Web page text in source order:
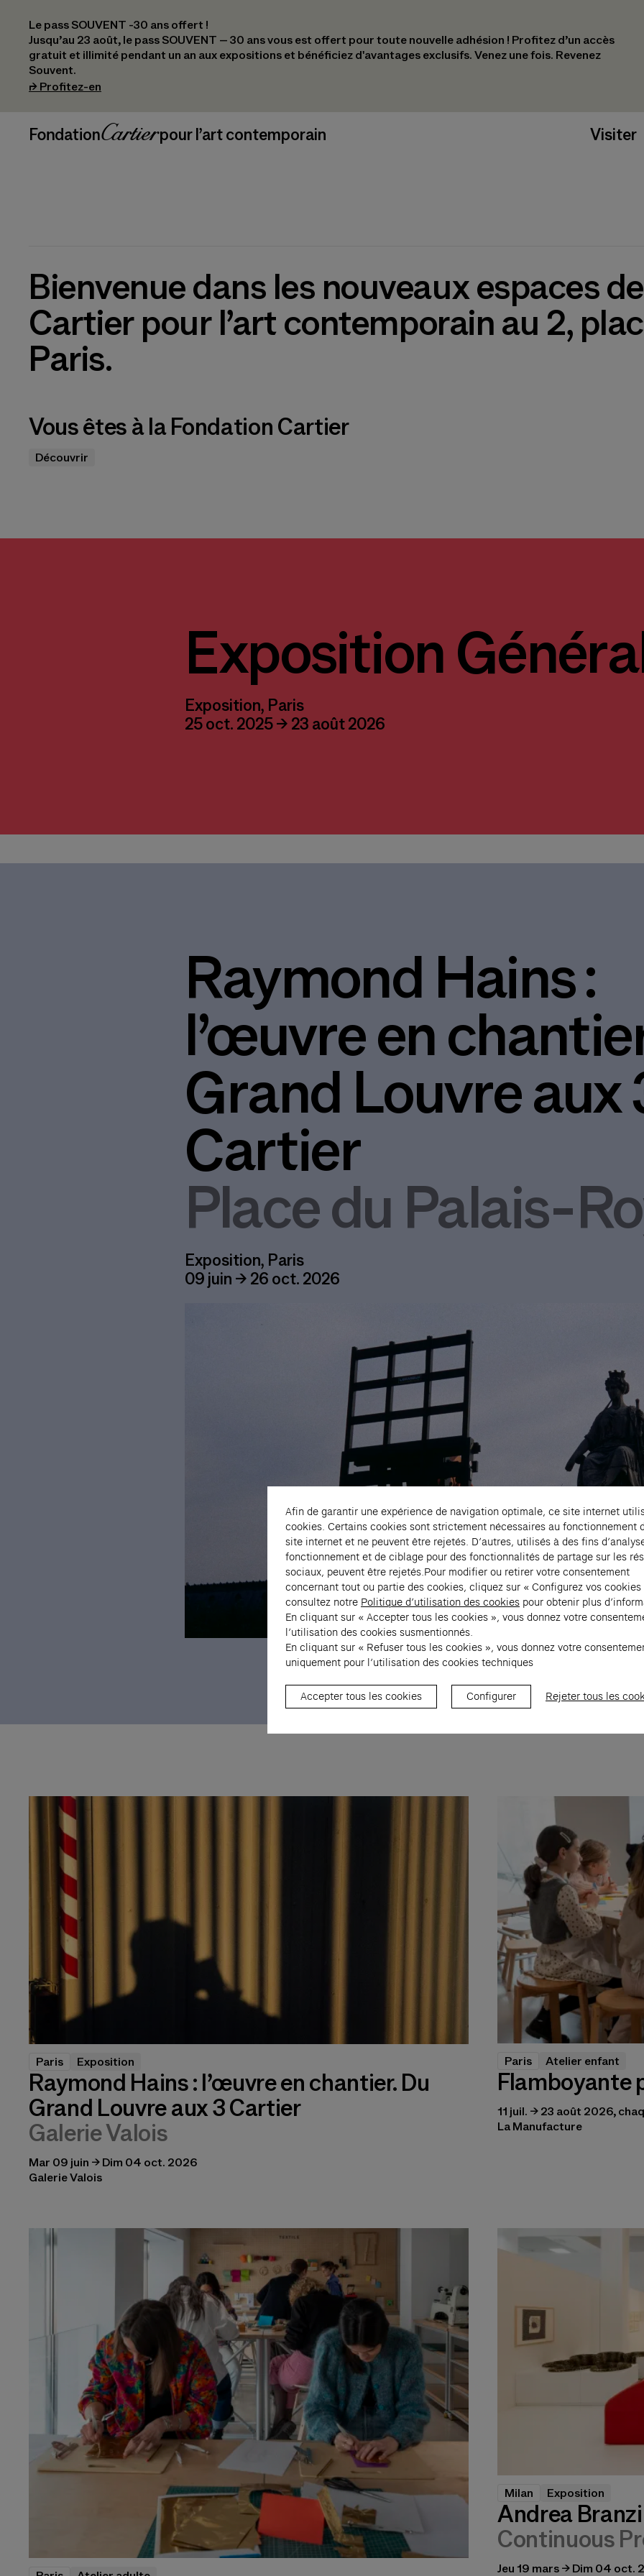
Le pass SOUVENT -30 ans offert !
Jusqu’au 23 août, le pass SOUVENT – 30 ans vous est offert pour toute nouvelle adhésion !​ Profitez d’un accès
gratuit et illimité pendant un an aux expositions et bénéficiez d'avantages exclusifs.​ Venez une fois. Revenez
Souvent.
⮣ Profitez-en
_logoFondation Cartier
pour l’art contemporain Visiter
Bienvenue dans les nouveaux espaces
Cartier pour l’art contemporain au 2,
Paris.
Vous êtes à la Fondation Cartier
Découvrir
Exposition
Exposition, Paris
25 oct. 2025 → 23 août 2026
Raymond Hains :
l’œuvre en
Grand Louvre aux
Cartier
Place du Palais-
Exposition, Paris
09 juin → 26 oct. 2026
Raymond Hains, Sans titre, 1994. Copie d’exposition. Collection Fondation Cartier pour l’art contemporain ©
Hains, Adagp, Paris, 2026
Paris Exposition
Raymond Hains : l’œuvre en chantier. Du
Grand Louvre aux 3 Cartier
Galerie Valois
Mar 09 juin → Dim 04 oct. 2026
Galerie Valois
Paris Atelier enfant
Flamboyante
11 juil. → 23 août 2026,
La Manufacture
Milan Exposition
Andrea
Continuous
Jeu 19 mars → Dim 04 oct.
Afin de garantir une expérience de navigation optimale, ce site internet
cookies. Certains cookies sont strictement nécessaires au fonctionnement
site internet et ne peuvent être rejetés. D’autres, utilisés à des fins
fonctionnement et de ciblage pour des fonctionnalités de partage sur les
sociaux, peuvent être rejetés.Pour modifier ou retirer votre consentement
concernant tout ou partie des cookies, cliquez sur « Configurez vos cookies
consultez notre Politique d’utilisation des cookies pour obtenir plus
En cliquant sur « Accepter tous les cookies », vous donnez votre
l’utilisation des cookies susmentionnés.
En cliquant sur « Refuser tous les cookies », vous donnez votre
uniquement pour l’utilisation des cookies techniques
Accepter tous les cookies Configurer Rejeter tous les